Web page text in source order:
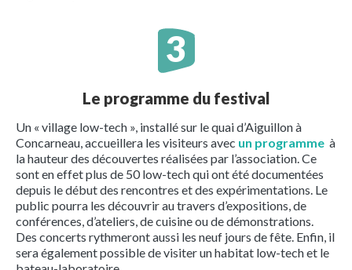
Le programme du festival
Un « village low-tech », installé sur le quai d’Aiguillon à
Concarneau, accueillera les visiteurs avec un programme à
la hauteur des découvertes réalisées par l’association. Ce
sont en effet plus de 50 low-tech qui ont été documentées
depuis le début des rencontres et des expérimentations. Le
public pourra les découvrir au travers d’expositions, de
conférences, d’ateliers, de cuisine ou de démonstrations.
Des concerts rythmeront aussi les neuf jours de fête. Enfin, il
sera également possible de visiter un habitat low-tech et le